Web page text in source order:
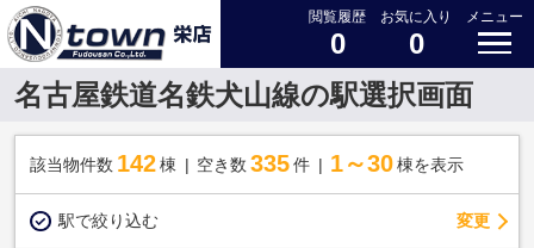
閲覧履歴
0
お気に入り
0
メニュー
名古屋鉄道名鉄犬山線の駅選択画面
該当物件数 142棟 空き数 335 件 1～30 棟を表示
駅で絞り込む 変更